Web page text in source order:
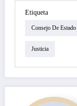
Etiqueta
Consejo De Estado
Justicia